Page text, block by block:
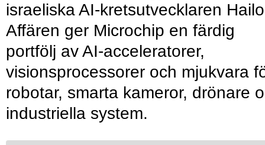
israeliska AI-kretsutvecklaren
Affären ger Microchip en färdig
portfölj av AI-acceleratorer,
visionsprocessorer och mjukvara
robotar, smarta kameror, drönare
industriella system.